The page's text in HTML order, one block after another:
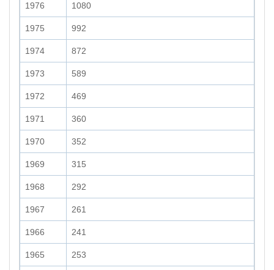
1976 1080
1975 992
1974 872
1973 589
1972 469
1971 360
1970 352
1969 315
1968 292
1967 261
1966 241
1965 253